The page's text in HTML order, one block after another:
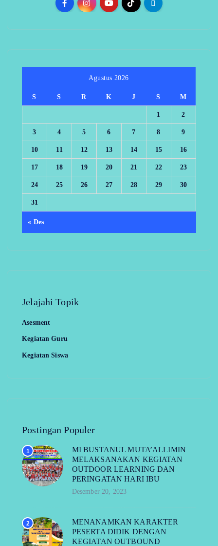
Agustus 2026
S S R K J S M
1 2
3 4 5 6 7 8 9
10 11 12 13 14 15 16
17 18 19 20 21 22 23
24 25 26 27 28 29 30
31
« Des
Jelajahi Topik
Asesment
Kegiatan Guru
Kegiatan Siswa
Postingan Populer
1
MI BUSTANUL MUTA’ALLIMIN
MELAKSANAKAN KEGIATAN
OUTDOOR LEARNING DAN
PERINGATAN HARI IBU
Desember 20, 2023
2
MENANAMKAN KARAKTER
PESERTA DIDIK DENGAN
KEGIATAN OUTBOUND